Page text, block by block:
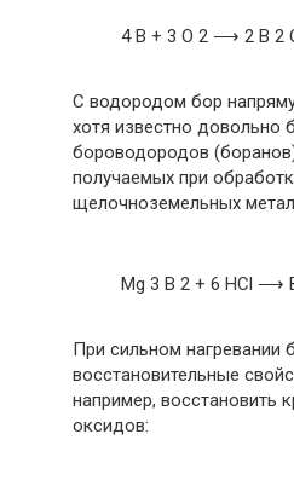
4 B + 3 O 2 ⟶ 2 B 2
С водородом бор
хотя известно довольно
бороводородов
получаемых при
щелочноземельных
Mg 3 B 2 + 6 HCl ⟶
При сильном нагревании
восстановительные
например, восстановить
оксидов: